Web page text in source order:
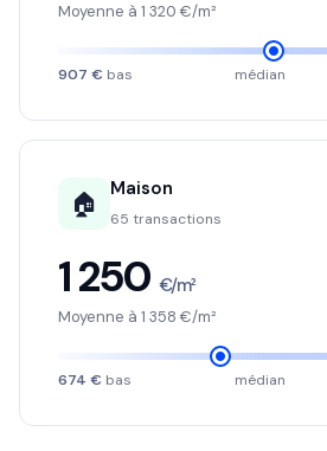
Moyenne à 1 320 €/m²
907 € bas médian
🏠 Maison
65 transactions
1 250 €/m²
Moyenne à 1 358 €/m²
674 € bas médian